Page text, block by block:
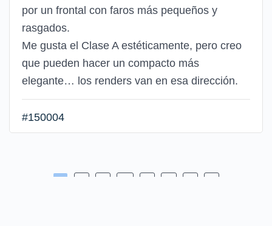
por un frontal con faros más pequeños y
rasgados.
Me gusta el Clase A estéticamente, pero creo
que pueden hacer un compacto más
elegante… los renders van en esa dirección.
#150004